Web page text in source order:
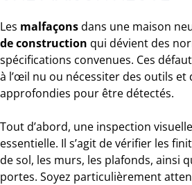
Les malfaçonsdans une maison
de construction qui dévient des
spécifications convenues. Ces
à l’œil nu ou nécessiter des outils et
approfondies pour être détectés.
Tout d’abord, une inspection
essentielle. Il s’agit de vérifier les
de sol, les murs, les plafonds, ainsi
portes. Soyez particulièrement